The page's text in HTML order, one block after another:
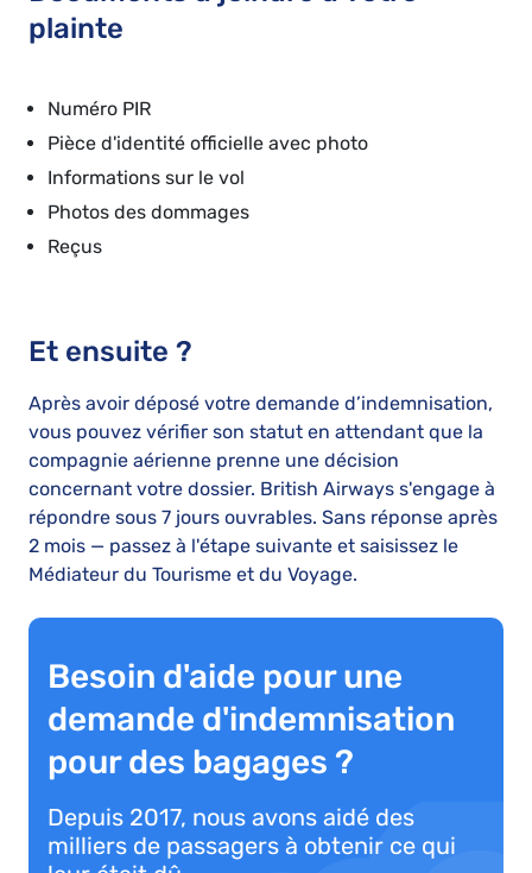
plainte
Numéro PIR
Pièce d'identité officielle avec photo
Informations sur le vol
Photos des dommages
Reçus
Et ensuite ?
Après avoir déposé votre demande d’indemnisation,
vous pouvez vérifier son statut en attendant que la
compagnie aérienne prenne une décision
concernant votre dossier. British Airways s'engage à
répondre sous 7 jours ouvrables. Sans réponse après
2 mois — passez à l'étape suivante et saisissez le
Médiateur du Tourisme et du Voyage.
Besoin d'aide pour une
demande d'indemnisation
pour des bagages ?
Depuis 2017, nous avons aidé des
milliers de passagers à obtenir ce qui